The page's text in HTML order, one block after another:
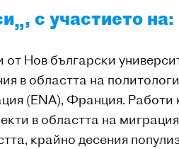
„, с участието на:
Нов български
в областта на
(ENA), Франция. Работи
в областта на
крайно десения